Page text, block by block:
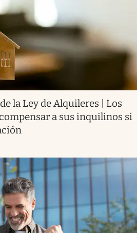
la Ley de Alquileres | Los
a sus inquilinos si